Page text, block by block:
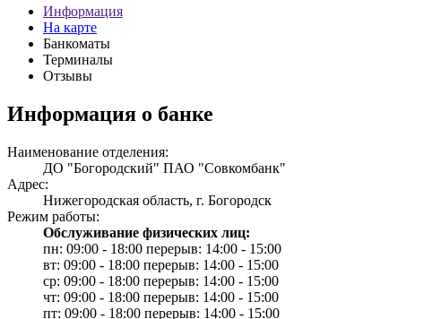
Информация
На карте
Банкоматы
Терминалы
Отзывы
Информация о банке
Наименование отделения:
ДО "Богородский" ПАО "Совкомбанк"
Адрес:
Нижегородская область, г. Богородск
Режим работы:
Обслуживание физических лиц:
пн: 09:00 - 18:00 перерыв: 14:00 - 15:00
вт: 09:00 - 18:00 перерыв: 14:00 - 15:00
ср: 09:00 - 18:00 перерыв: 14:00 - 15:00
чт: 09:00 - 18:00 перерыв: 14:00 - 15:00
пт: 09:00 - 18:00 перерыв: 14:00 - 15:00